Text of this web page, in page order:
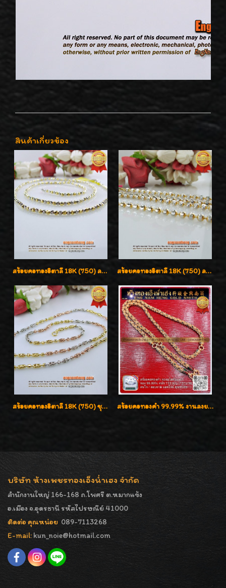
สินค้าเกี่ยวข้อง
สร้อยคอทองอิตาลี 18K (750) ลายสวยตัดเหลี่ยมคมชัด ใส่สวยน่ารักค่ะ สร้อยคอทองอิตาลี 18K (750) ลายยินตันแกะมูนคัดสวย ลายนี้เงามากๆค่ะ ใส่ทนแข็งแรง
สร้อยคอทองอิตาลี 18K (750) ชุบ 3 สี แกะลายสวยรุ่นใหม่ ลายละเอียดเงาวิบวับค่ะ สร้อยคอทองคำ 99.99% งานลงยาสุโขทัยแท้ งานช่างทองโบราณ หรูหรา น่าสะสมค่ะ
บริษัท ห้างเพชรทองเอ็งน่ำเฮง จำกัด
สำนักงานใหญ่ 166-168 ถ.โพศรี ต.หมากแข้ง
อ.เมือง จ.อุดรธานี รหัสไปรษณีย์ 41000
ติดต่อ คุณหน่อย 089-7113268
E-mail: kun_noie@hotmail.com